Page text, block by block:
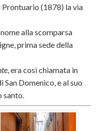
(1878) la via
alla scomparsa
prima sede della
, era così chiamata in
Domenico, e al suo
santo.